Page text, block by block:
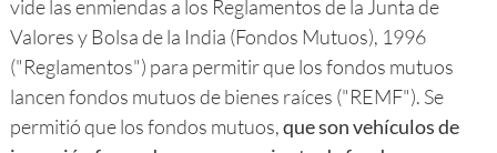
vide las enmiendas a los Reglamentos de la Junta de
Valores y Bolsa de la India (Fondos Mutuos), 1996
("Reglamentos") para permitir que los fondos mutuos
lancen fondos mutuos de bienes raíces ("REMF"). Se
permitió que los fondos mutuos,que son vehículos de